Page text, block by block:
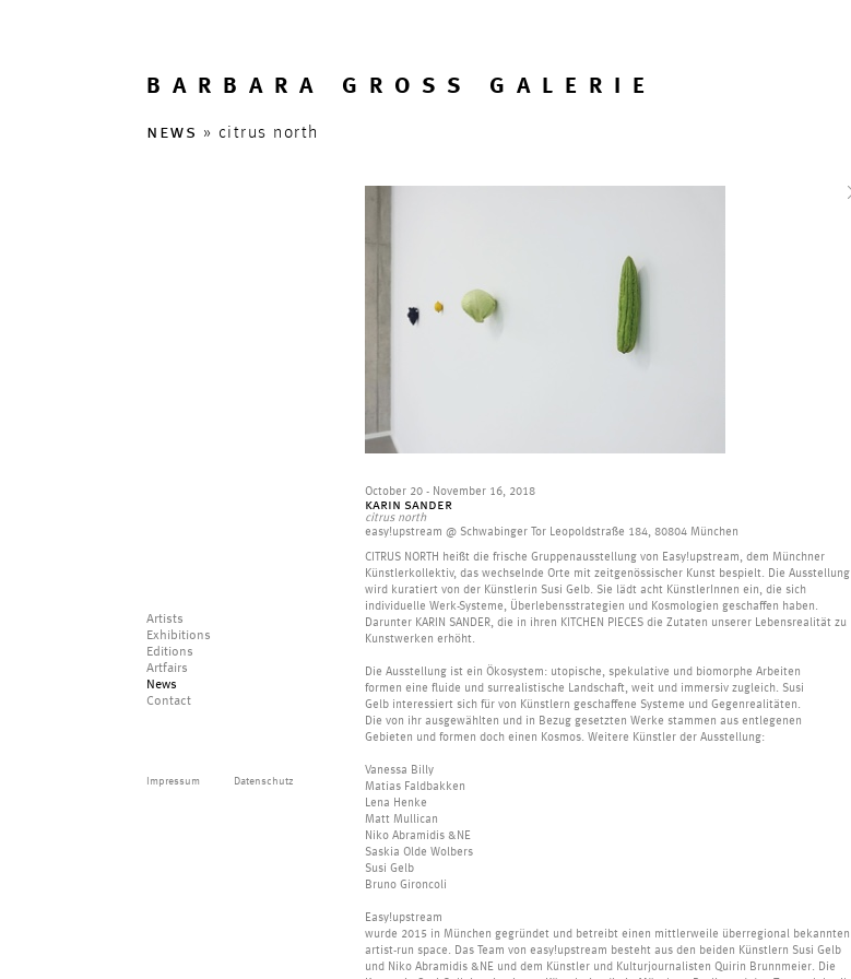
BARBARA GROSS GALERIE
news » citrus north
October 20 - November 16, 2018
karin sander
citrus north
easy!upstream @ Schwabinger Tor Leopoldstraße 184, 80804 München
CITRUS NORTH heißt die frische Gruppenausstellung von Easy!upstream, dem Münchner
Künstlerkollektiv, das wechselnde Orte mit zeitgenössischer Kunst bespielt. Die Ausstellung
wird kuratiert von der Künstlerin Susi Gelb. Sie lädt acht KünstlerInnen ein, die sich
individuelle Werk-Systeme, Überlebensstrategien und Kosmologien geschaffen haben.
Darunter KARIN SANDER, die in ihren KITCHEN PIECES die Zutaten unserer Lebensrealität zu
Kunstwerken erhöht.
Die Ausstellung ist ein Ökosystem: utopische, spekulative und biomorphe Arbeiten
formen eine fluide und surrealistische Landschaft, weit und immersiv zugleich. Susi
Gelb interessiert sich für von Künstlern geschaffene Systeme und Gegenrealitäten.
Die von ihr ausgewählten und in Bezug gesetzten Werke stammen aus entlegenen
Gebieten und formen doch einen Kosmos. Weitere Künstler der Ausstellung:
Vanessa Billy
Matias Faldbakken
Lena Henke
Matt Mullican
Niko Abramidis &NE
Saskia Olde Wolbers
Susi Gelb
Bruno Gironcoli
Easy!upstream
wurde 2015 in München gegründet und betreibt einen mittlerweile überregional bekannten
artist-run space. Das Team von easy!upstream besteht aus den beiden Künstlern Susi Gelb
und Niko Abramidis &NE und dem Künstler und Kulturjournalisten Quirin Brunnmeier. Die
Artists
Exhibitions
Editions
Artfairs
News
Contact
Impressum Datenschutz